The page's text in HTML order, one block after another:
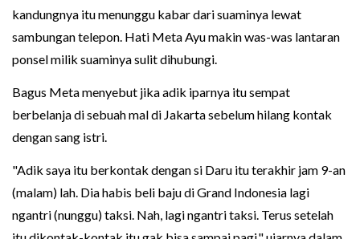
kandungnya itu menunggu kabar dari suaminya lewat
sambungan telepon. Hati Meta Ayu makin was-was lantaran
ponsel milik suaminya sulit dihubungi.
Bagus Meta menyebut jika adik iparnya itu sempat
berbelanja di sebuah mal di Jakarta sebelum hilang kontak
dengan sang istri.
"Adik saya itu berkontak dengan si Daru itu terakhir jam 9-an
(malam) lah. Dia habis beli baju di Grand Indonesia lagi
ngantri (nunggu) taksi. Nah, lagi ngantri taksi. Terus setelah